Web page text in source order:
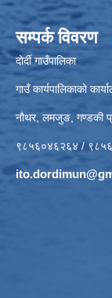
सम्पर्क विवरण
दोर्दी गाउँपालिका
गाउँ कार्यपालिकाको
नौथर, लमजुङ, गण्डकी
९८५६०४६२६४ /